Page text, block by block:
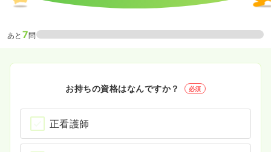
あと 7問
お持ちの資格はなんですか？ 必須
正看護師